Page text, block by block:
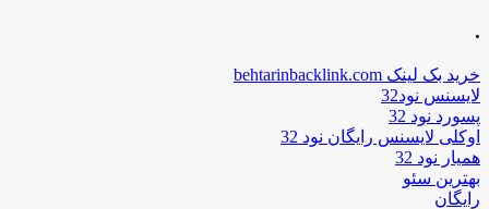
.
خرید بک لینک behtarinbacklink.com
لایسنس نود32
پسورد نود 32
اوکلی لایسنس رایگان نود 32
همیار نود 32
بهترین سئو
رایگان